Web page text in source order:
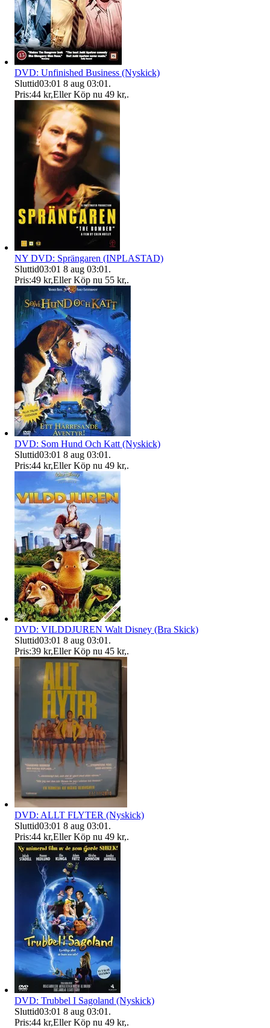
DVD: Unfinished Business (Nyskick)
Sluttid03:01 8 aug 03:01 .
Pris:44 kr,Eller Köp nu 49 kr,.
NY DVD: Sprängaren (INPLASTAD)
Sluttid03:01 8 aug 03:01 .
Pris:49 kr,Eller Köp nu 55 kr,.
DVD: Som Hund Och Katt (Nyskick)
Sluttid03:01 8 aug 03:01 .
Pris:44 kr,Eller Köp nu 49 kr,.
DVD: VILDDJUREN Walt Disney (Bra Skick)
Sluttid03:01 8 aug 03:01 .
Pris:39 kr,Eller Köp nu 45 kr,.
DVD: ALLT FLYTER (Nyskick)
Sluttid03:01 8 aug 03:01 .
Pris:44 kr,Eller Köp nu 49 kr,.
DVD: Trubbel I Sagoland (Nyskick)
Sluttid03:01 8 aug 03:01 .
Pris:44 kr,Eller Köp nu 49 kr,.